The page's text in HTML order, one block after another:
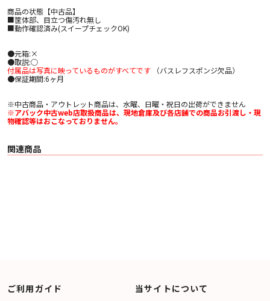
商品の状態【中古品】
■筐体部、目立つ傷汚れ無し
■動作確認済み(スイープチェックOK)
●元箱:×
●取説:○
付属品は写真に映っているものがすべてです（バスレフスポンジ欠品）
●保証期間:6ヶ月
※中古商品・アウトレット商品は、水曜、日曜・祝日の出荷ができません
※アバック中古web店取扱商品は、現地倉庫及び各店舗での商品お引渡し・現
物確認等はおこなっておりません。
関連商品
ご利用ガイド 当サイトについて